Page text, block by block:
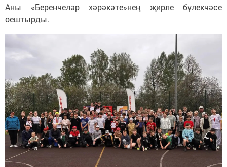
Аны «Беренчеләр хәрәкәте»нең җирле бүлекчәсе
оештырды.